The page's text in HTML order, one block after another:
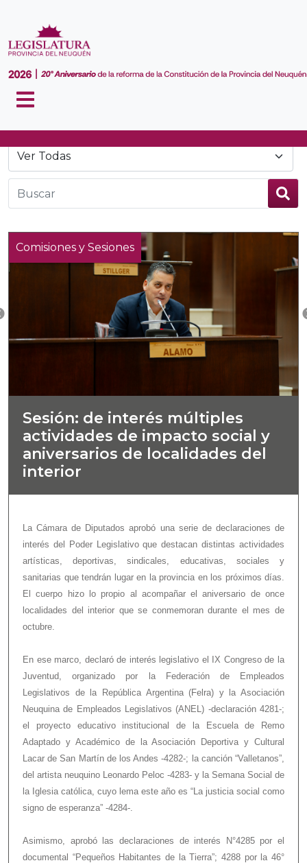
Comisiones y Sesiones
Sesión: de interés múltiples
actividades de impacto social y
aniversarios de localidades del
interior
La Cámara de Diputados aprobó una serie de declaraciones de
interés del Poder Legislativo que destacan distintas actividades
artísticas, deportivas, sindicales, educativas, sociales y
sanitarias que tendrán lugar en la provincia en los próximos días.
El cuerpo hizo lo propio al acompañar el aniversario de once
localidades del interior que se conmemoran durante el mes de
octubre.
En ese marco, declaró de interés legislativo el IX Congreso de la
Juventud, organizado por la Federación de Empleados
Legislativos de la República Argentina (Felra) y la Asociación
Neuquina de Empleados Legislativos (ANEL) -declaración 4281-;
el proyecto educativo institucional de la Escuela de Remo
Adaptado y Académico de la Asociación Deportiva y Cultural
Lacar de San Martín de los Andes -4282-; la canción “Valletanos”,
del artista neuquino Leonardo Peloc -4283- y la Semana Social de
la Iglesia católica, cuyo lema este año es “La justicia social como
signo de esperanza” -4284-.
Asimismo, aprobó las declaraciones de interés N°4285 por el
documental “Pequeños Habitantes de la Tierra”; 4288 por la 46°